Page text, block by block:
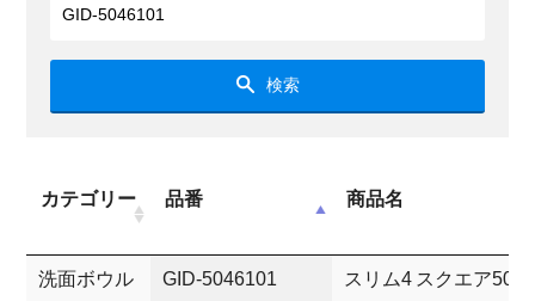
検索
カテゴリー 品番 商品名
洗面ボウル GID-5046101 スリム4 スクエア500(